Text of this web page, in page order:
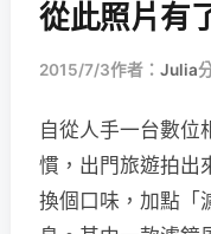
從此照片有
2015/7/3作者： Julia
自從人手一台數位
慣，出門旅遊拍出
換個口味，加點「